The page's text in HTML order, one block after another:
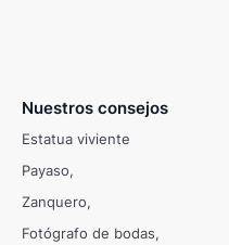
Nuestros consejos
Estatua viviente
Payaso
Zanquero
Fotógrafo de bodas